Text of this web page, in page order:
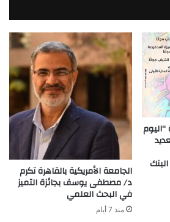
الجامعة الأمريكية بالقاهرة تكرم
د/ مصطفى يوسف بجائزة التميز
في البحث العلمي
منذ 7 أيام